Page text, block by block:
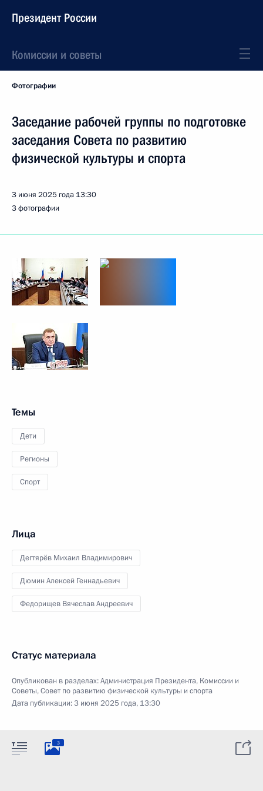
Президент России
Комиссии и советы
Фотографии
Заседание рабочей группы по подготовке
заседания Совета по развитию
физической культуры и спорта
3 июня 2025 года 13:30
3 фотографии
Темы
Дети
Регионы
Спорт
Лица
Дегтярёв Михаил Владимирович
Дюмин Алексей Геннадьевич
Федорищев Вячеслав Андреевич
Статус материала
Опубликован в разделах:Администрация Президента, Комиссии и
Советы,Совет по развитию физической культуры и спорта
Дата публикации:3 июня 2025 года, 13:30
3